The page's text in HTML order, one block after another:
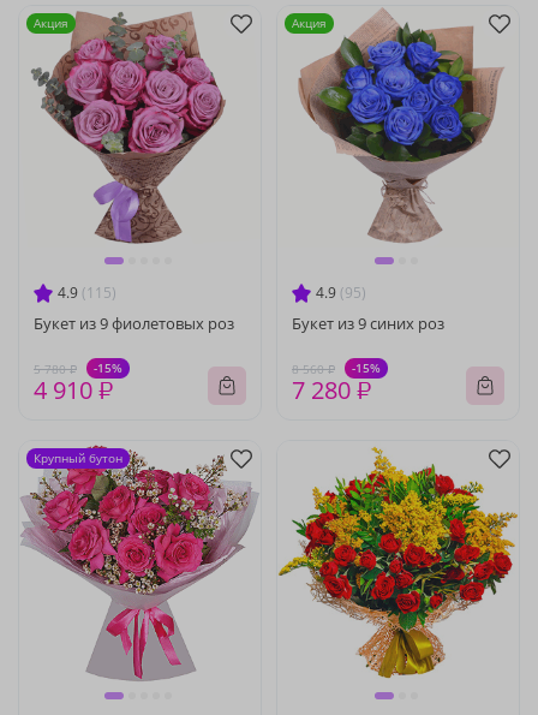
4.9 (115)
Букет из 9 фиолетовых роз
5 780 ₽ -15%
4 910 ₽
Акция
4.9 (95)
Букет из 9 синих роз
8 560 ₽ -15%
7 280 ₽
Акция
Крупный бутон